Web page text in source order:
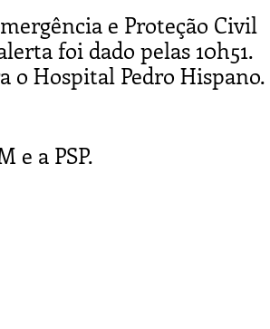
e Proteção Civil
foi dado pelas 10h51.
o Hospital Pedro Hispano.
e a PSP.